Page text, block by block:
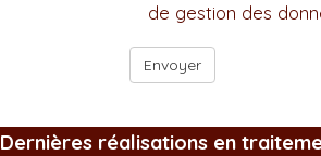
de gestion des
Dernières réalisations en